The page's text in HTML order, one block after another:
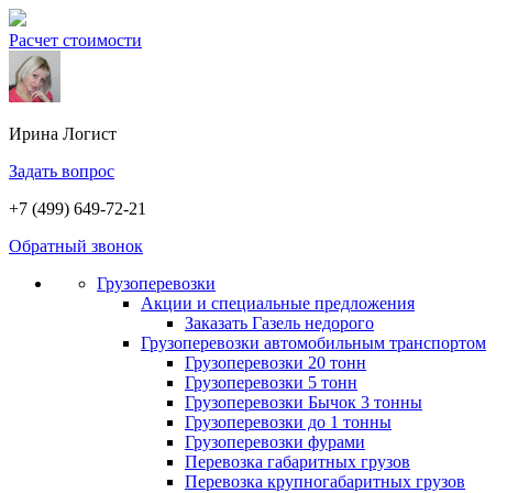
Расчет стоимости
Ирина Логист
Задать вопрос
+7 (499) 649-72-21
Обратный звонок
Грузоперевозки
Акции и специальные предложения
Заказать Газель недорого
Грузоперевозки автомобильным транспортом
Грузоперевозки 20 тонн
Грузоперевозки 5 тонн
Грузоперевозки Бычок 3 тонны
Грузоперевозки до 1 тонны
Грузоперевозки фурами
Перевозка габаритных грузов
Перевозка крупногабаритных грузов